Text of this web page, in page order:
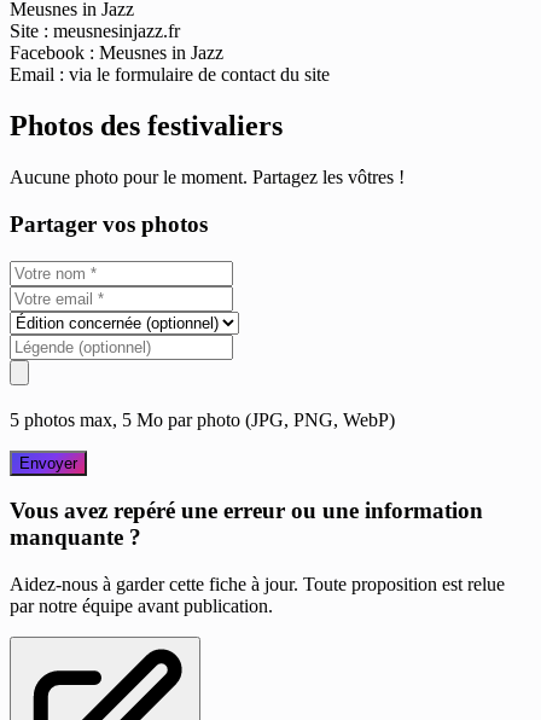
Meusnes in Jazz
Site : meusnesinjazz.fr
Facebook : Meusnes in Jazz
Email : via le formulaire de contact du site
Photos des festivaliers
Aucune photo pour le moment. Partagez les vôtres !
Partager vos photos
5 photos max, 5 Mo par photo (JPG, PNG, WebP)
Envoyer
Vous avez repéré une erreur ou une information
manquante ?
Aidez-nous à garder cette fiche à jour. Toute proposition est relue
par notre équipe avant publication.